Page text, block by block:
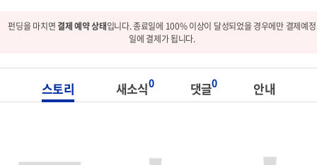
펀딩을 마치면결제 예약 상태입니다. 종료일에 100% 이상이 달성되었을 경우에만 결제예정
일에 결제가 됩니다.
스토리 새소식0 댓글0 안내